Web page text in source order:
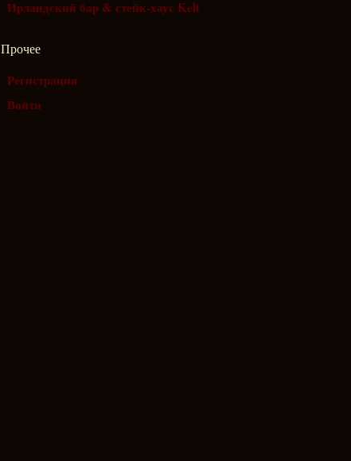
Ирландский бар & стейк-хаус Kelt
Прочее
Регистрация
Войти